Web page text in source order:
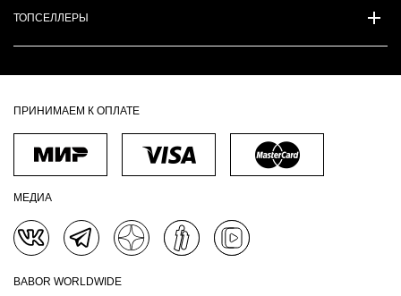
ТОПСЕЛЛЕРЫ
ПРИНИМАЕМ К ОПЛАТЕ
МЕДИА
BABOR WORLDWIDE